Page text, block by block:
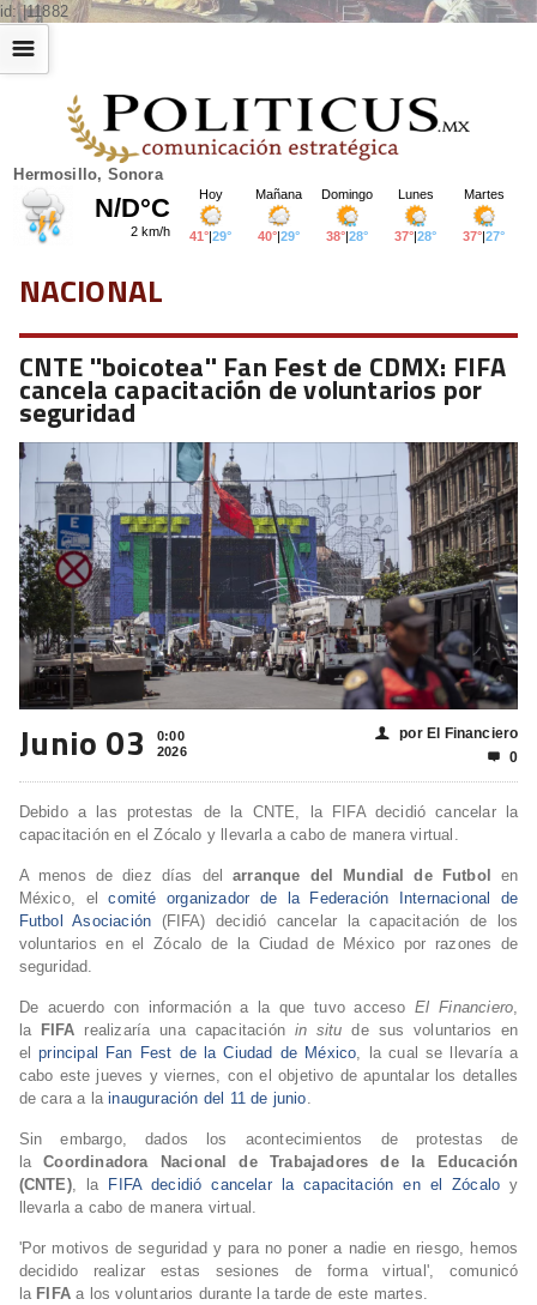
id: |11882
Hermosillo, Sonora
☰
NACIONAL
CNTE ''boicotea'' Fan Fest de CDMX: FIFA
cancela capacitación de voluntarios por
seguridad
Junio 03
0:00
2026
👤 por El Financiero
 0
Debido a las protestas de la CNTE, la FIFA decidió cancelar la
capacitación en el Zócalo y llevarla a cabo de manera virtual.
A menos de diez días del arranque del Mundial de Futbol
en
México, el
comité organizador de la Federación Internacional de
Futbol Asociación (FIFA) decidió cancelar la capacitación de los
voluntarios en el Zócalo de la Ciudad de México por razones de
seguridad.
De acuerdo con información a la que tuvo acceso El Financiero,
la
FIFA realizaría una capacitación in situ de sus voluntarios en
el
principal Fan Fest de la Ciudad de México, la cual se llevaría a
cabo este jueves y viernes, con el objetivo de apuntalar los detalles
de cara a la inauguración del 11 de junio.
Sin embargo, dados los acontecimientos de protestas de
la
Coordinadora Nacional de Trabajadores de la Educación
(CNTE), la FIFA decidió cancelar la capacitación en el Zócalo y
llevarla a cabo de manera virtual.
'Por motivos de seguridad y para no poner a nadie en riesgo, hemos
decidido realizar estas sesiones de forma virtual', comunicó
la FIFA a los voluntarios durante la tarde de este martes.